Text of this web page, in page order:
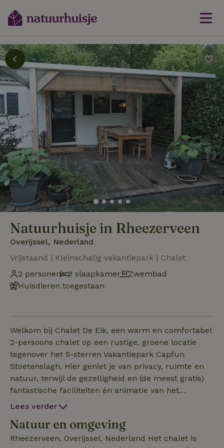
Natuurhuisje in Rheezerveen
Overijssel, Nederland
Vrijstaand | Kleinschalig vakantiepark | Chalet
2 personen
1 slaapkamer
Zwembad
Huisdieren toegestaan
Welkom bij Chalet De Eik, een warm en comfortabel
2-persoons chalet op een rustige, groene locatie
tegenover het 5-sterren Vakantiepark Capfun
Stoetenslagh. Hier geniet je van privacy, ruimte en
natuur, terwijl de gezelligheid en (de meest gratis)
fantastische faciliteiten én animatie van het
tegenover gelegen vakantiepark op loopafstand
ligstoelen en een grote overdekte veranda waar je
heerlijk kunt ontspannen, ontbijten of lange
Lees verder
Natuur en omgeving
Rheezerveen, Overijssel, Nederland Het chalet is